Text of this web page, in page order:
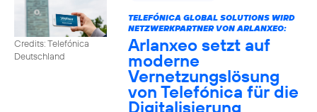
Credits: Telefónica
Deutschland
TELEFÓNICA GLOBAL SOLUTIONS WIRD
NETZWERKPARTNER VON ARLANXEO:
Arlanxeo setzt auf
moderne
Vernetzungslösung
von Telefónica für die
Digitalisierung